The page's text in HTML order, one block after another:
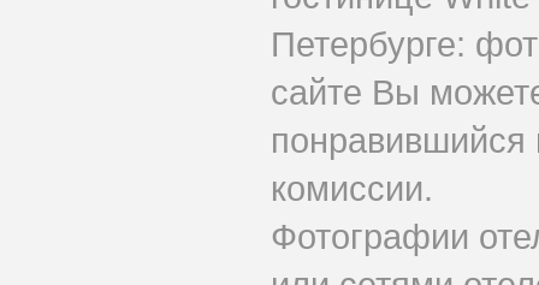
Петербурге:
сайте Вы
понравившийся
комиссии.
Фотографии